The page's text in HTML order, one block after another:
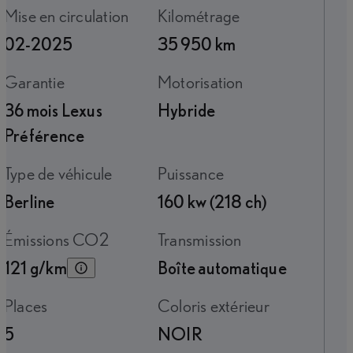
Mise en circulation
02-2025
Kilométrage
35 950 km
Garantie
36 mois Lexus
Préférence
Motorisation
Hybride
Type de véhicule
Berline
Puissance
160 kw (218 ch)
Émissions CO2
121 g/km
Transmission
Boîte automatique
Places
5
Coloris extérieur
NOIR